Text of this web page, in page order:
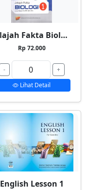
Jelajah Fakta Biologi 1
Rp 72.000
-
+
Lihat Detail
English Lesson 1